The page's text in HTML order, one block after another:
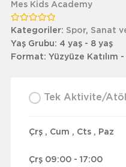
Mes Kids Academy
Kategoriler: Spor, Sanat
Yaş Grubu: 4 yaş - 8 yaş
Format: Yüzyüze Katılım
Tek Aktivite/
Çrş , Cum , Cts , Paz
Çrş 09:00 - 17:00